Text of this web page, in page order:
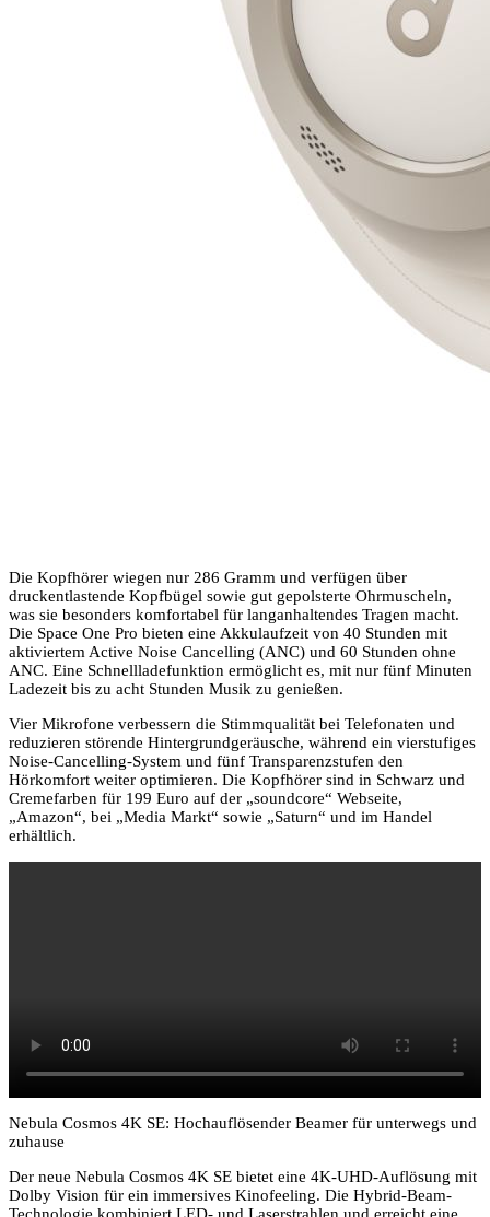
Die Kopfhörer wiegen nur 286 Gramm und verfügen über
druckentlastende Kopfbügel sowie gut gepolsterte Ohrmuscheln,
was sie besonders komfortabel für langanhaltendes Tragen macht.
Die Space One Pro bieten eine Akkulaufzeit von 40 Stunden mit
aktiviertem Active Noise Cancelling (ANC) und 60 Stunden ohne
ANC. Eine Schnellladefunktion ermöglicht es, mit nur fünf Minuten
Ladezeit bis zu acht Stunden Musik zu genießen.
Vier Mikrofone verbessern die Stimmqualität bei Telefonaten und
reduzieren störende Hintergrundgeräusche, während ein vierstufiges
Noise-Cancelling-System und fünf Transparenzstufen den
Hörkomfort weiter optimieren. Die Kopfhörer sind in Schwarz und
Cremefarben für 199 Euro auf der „soundcore“ Webseite,
„Amazon“, bei „Media Markt“ sowie „Saturn“ und im Handel
erhältlich.
Nebula Cosmos 4K SE: Hochauflösender Beamer für unterwegs und
zuhause
Der neue Nebula Cosmos 4K SE bietet eine 4K-UHD-Auflösung mit
Dolby Vision für ein immersives Kinofeeling. Die Hybrid-Beam-